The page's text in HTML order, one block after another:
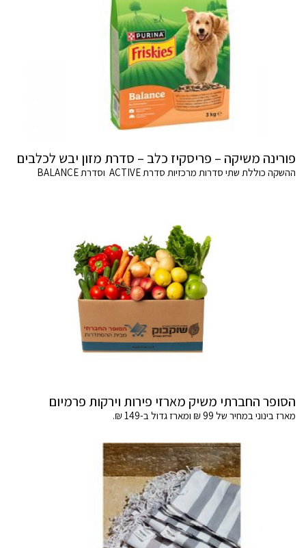
פורינה משיקה – פריסקיז כלב – סדרת מזון יבש לכלבים
ההשקה כוללת שתי סדרות מרכזיות סדרת ACTIVE וסדרת BALANCE
הסופר החברתי משיק מארזי פירות וירקות פרמיום
מארז בינוני במחיר של 99 ₪ ומארז גדול ב-149 ₪.